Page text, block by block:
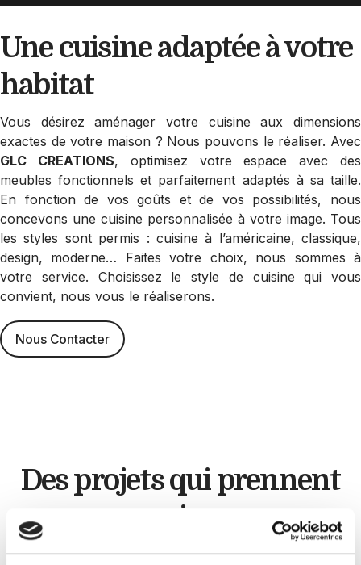
Une cuisine adaptéeà votre
habitat
Vous désirez aménager votre cuisine aux dimensions
exactes de votre maison ? Nous pouvons le réaliser. Avec
GLC CREATIONS, optimisez votre espace avec des
meubles fonctionnels et parfaitement adaptés à sa taille.
En fonction de vos goûts et de vos possibilités, nous
concevons une cuisine personnalisée à votre image. Tous
les styles sont permis : cuisine à l’américaine, classique,
design, moderne… Faites votre choix, nous sommes à
votre service. Choisissez le style de cuisine qui vous
convient, nous vous le réaliserons.
Nous Contacter
Des projets quiprennent
vie